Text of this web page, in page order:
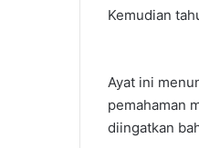
Kemudian
Ayat ini
pemahaman
diingatkan